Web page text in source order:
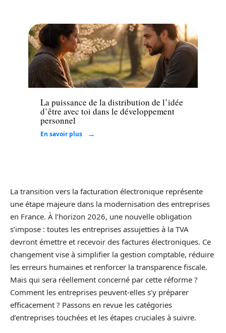
Loisirs
La puissance de la distribution de l’idée
d’être avec toi dans le développement
personnel
En savoir plus
La transition vers la facturation électronique représente
une étape majeure dans la modernisation des entreprises
en France. À l’horizon 2026, une nouvelle obligation
s’impose : toutes les entreprises assujetties à la TVA
devront émettre et recevoir des factures électroniques. Ce
changement vise à simplifier la gestion comptable, réduire
les erreurs humaines et renforcer la transparence fiscale.
Mais qui sera réellement concerné par cette réforme ?
Comment les entreprises peuvent-elles s’y préparer
efficacement ? Passons en revue les catégories
d’entreprises touchées et les étapes cruciales à suivre.